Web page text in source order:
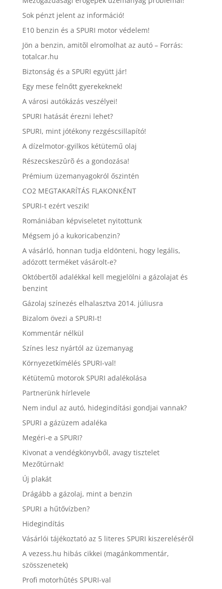
Sok pénzt jelent az információ!
E10 benzin és a SPURI motor védelem!
Jön a benzin, amitõl elromolhat az autó – Forrás:
totalcar.hu
Biztonság és a SPURI együtt jár!
Egy mese felnőtt gyerekeknek!
A városi autókázás veszélyei!
SPURI hatását érezni lehet?
SPURI, mint jótékony rezgéscsillapító!
A dízelmotor-gyilkos kétütemű olaj
Részecskeszûrõ és a gondozása!
Prémium üzemanyagokról őszintén
CO2 MEGTAKARÍTÁS FLAKONKÉNT
SPURI-t ezért veszik!
Romániában képviseletet nyitottunk
Mégsem jó a kukoricabenzin?
A vásárló, honnan tudja eldönteni, hogy legális,
adózott terméket vásárolt-e?
Októbertõl adalékkal kell megjelölni a gázolajat és
benzint
Gázolaj színezés elhalasztva 2014. júliusra
Bizalom övezi a SPURI-t!
Kommentár nélkül
Színes lesz nyártól az üzemanyag
Környezetkímélés SPURI-val!
Kétütemû motorok SPURI adalékolása
Partnerünk hírlevele
Nem indul az autó, hidegindítási gondjai vannak?
SPURI a gázüzem adaléka
Megéri-e a SPURI?
Kivonat a vendégkönyvből, avagy tisztelet
Mezőtúrnak!
Új plakát
Drágább a gázolaj, mint a benzin
SPURI a hűtővízben?
Hidegindítás
Vásárlói tájékoztató az 5 literes SPURI kiszereléséről
A vezess.hu hibás cikkei (magánkommentár,
szösszenetek)
Profi motorhûtés SPURI-val